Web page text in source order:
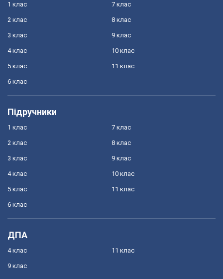
1 клас
2 клас
3 клас
4 клас
5 клас
6 клас
7 клас
8 клас
9 клас
10 клас
11 клас
Підручники
1 клас
2 клас
3 клас
4 клас
5 клас
6 клас
7 клас
8 клас
9 клас
10 клас
11 клас
ДПА
4 клас
9 клас
11 клас